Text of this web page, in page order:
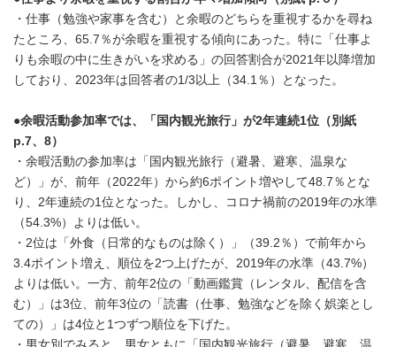
・仕事（勉強や家事を含む）と余暇のどちらを重視するかを尋ね
たところ、65.7％が余暇を重視する傾向にあった。特に「仕事よ
りも余暇の中に生きがいを求める」の回答割合が2021年以降増加
しており、2023年は回答者の1/3以上（34.1％）となった。
●余暇活動参加率では、「国内観光旅行」が2年連続1位（別紙
p.7、 8）
・余暇活動の参加率は「国内観光旅行（避暑、避寒、温泉な
ど）」が、前年（2022年）から約6ポイント増やして48.7％とな
り、2年連続の1位となった。しかし、コロナ禍前の2019年の水準
（54.3%）よりは低い。
・2位は「外食（日常的なものは除く）」（39.2％）で前年から
3.4ポイント増え、順位を2つ上げたが、2019年の水準（43.7%）
よりは低い。一方、前年2位の「動画鑑賞（レンタル、配信を含
む）」は3位、前年3位の「読書（仕事、勉強などを除く娯楽とし
ての）」は4位と1つずつ順位を下げた。